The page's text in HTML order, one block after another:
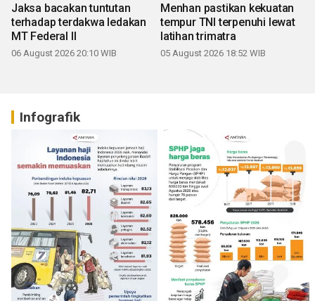
Jaksa bacakan tuntutan
terhadap terdakwa ledakan
MT Federal II
06 August 2026 20:10 WIB
Menhan pastikan kekuatan
tempur TNI terpenuhi lewat
latihan trimatra
05 August 2026 18:52 WIB
Infografik